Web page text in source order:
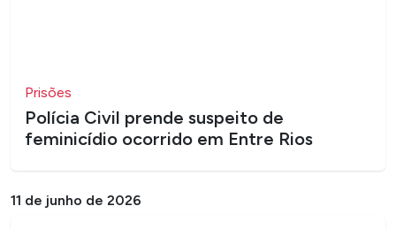
Prisões
Polícia Civil prende suspeito de
feminicídio ocorrido em Entre Rios
11 de junho de 2026